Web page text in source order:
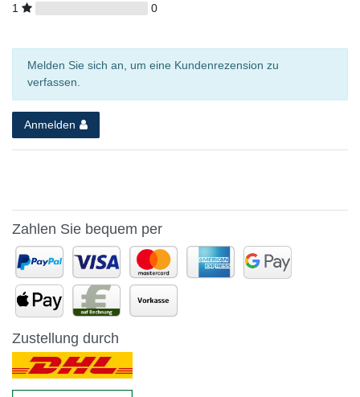
1
0
Melden Sie sich an, um eine Kundenrezension zu
verfassen.
Anmelden
Zahlen Sie bequem per
Zustellung durch